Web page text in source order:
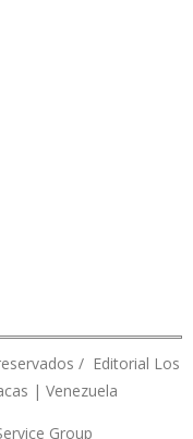
/ Editorial Los
| Venezuela
Group